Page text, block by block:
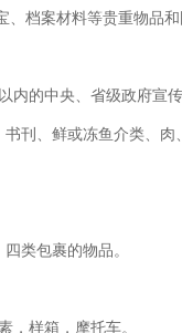
、档案材料等贵重物品
内的中央、省级政府宣
书刊、鲜或冻鱼介类、
类包裹的物品。
，样箱，摩托车。